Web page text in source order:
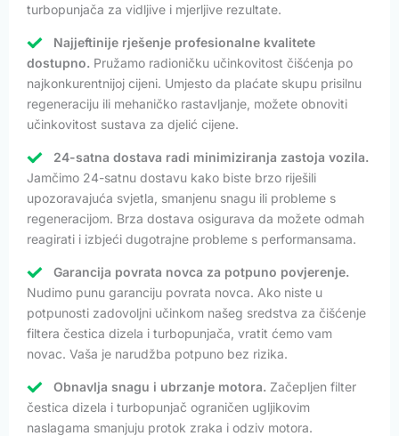
turbopunjača za vidljive i mjerljive rezultate.
Najjeftinije rješenje profesionalne kvalitete
dostupno. Pružamo radioničku učinkovitost čišćenja po
najkonkurentnijoj cijeni. Umjesto da plaćate skupu prisilnu
regeneraciju ili mehaničko rastavljanje, možete obnoviti
učinkovitost sustava za djelić cijene.
24-satna dostava radi minimiziranja zastoja vozila.
Jamčimo 24-satnu dostavu kako biste brzo riješili
upozoravajuća svjetla, smanjenu snagu ili probleme s
regeneracijom. Brza dostava osigurava da možete odmah
reagirati i izbjeći dugotrajne probleme s performansama.
Garancija povrata novca za potpuno povjerenje.
Nudimo punu garanciju povrata novca. Ako niste u
potpunosti zadovoljni učinkom našeg sredstva za čišćenje
filtera čestica dizela i turbopunjača, vratit ćemo vam
novac. Vaša je narudžba potpuno bez rizika.
Obnavlja snagu i ubrzanje motora. Začepljen filter
čestica dizela i turbopunjač ograničen ugljikovim
naslagama smanjuju protok zraka i odziv motora.